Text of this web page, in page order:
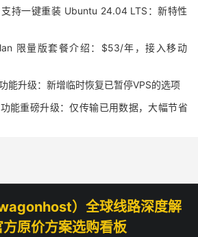
持一键重装 Ubuntu 24.04 LTS：新特性
限量版套餐介绍：$53/年，接入移动
能升级：新增临时恢复已暂停VPS的选项
能重磅升级：仅传输已用数据，大幅节省
）全球线路深度解
原价方案选购看板